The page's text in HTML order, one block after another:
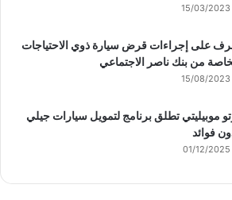
15/03/2023
على إجراءات قرض سيارة ذوي الاحتياجات
من بنك ناصر الاجتماعي
15/08/2023
موبيليتي تطلق برنامج لتمويل سيارات جيلي
فوائد
01/12/2025